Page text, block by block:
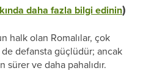
daha fazla bilgi edinin)
halk olan Romalılar, çok
defansta güçlüdür; ancak
ve daha pahalıdır.